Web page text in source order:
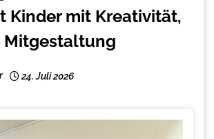
Kinder mit Kreativität,
Mitgestaltung
24. Juli 2026